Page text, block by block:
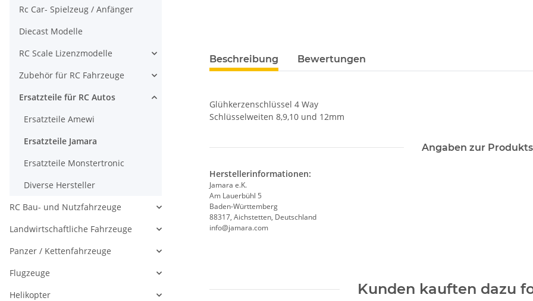
Beschreibung Bewertungen
Glühkerzenschlüssel 4 Way
Schlüsselweiten 8,9,10 und 12mm
Angaben zur
Herstellerinformationen:
Jamara e.K.
Am Lauerbühl 5
Baden-Württemberg
88317, Aichstetten, Deutschland
info@jamara.com
Kunden kauften dazu
Rc Car- Spielzeug / Anfänger
Diecast Modelle
RC Scale Lizenzmodelle
Zubehör für RC Fahrzeuge
Ersatzteile für RC Autos
Ersatzteile Amewi
Ersatzteile Jamara
Ersatzteile Monstertronic
Diverse Hersteller
RC Bau- und Nutzfahrzeuge
Landwirtschaftliche Fahrzeuge
Panzer / Kettenfahrzeuge
Flugzeuge
Helikopter